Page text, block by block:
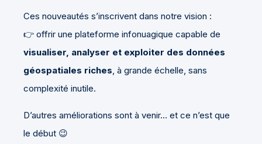
Ces nouveautés s’inscrivent dans notre vision :
👉 offrir une plateforme infonuagique capable de
visualiser, analyser et exploiter des données
géospatiales riches, à grande échelle, sans
complexité inutile.
D’autres améliorations sont à venir… et ce n’est que
le début 😉